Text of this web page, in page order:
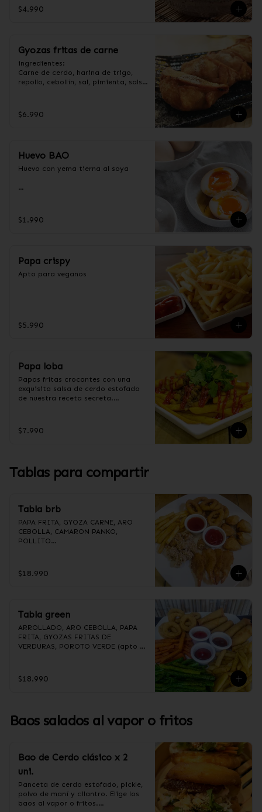
Poroto de soya con vaina,
pimienta, sal, ajo, cebollín y azúcar.
$4.990
Gyozas fritas de carne
ingredientes:
Carne de cerdo, harina de trigo,
repollo, cebollín, sal, pimienta, salsa
canela, anís, pimienta y comino).
$6.990
Huevo BAO
Huevo con yema tierna al soya
Huevos premium, jengibre, cebollín,
salsa de soya, ajo, agua, azúcar,
$1.990
Papa crispy
Apto para veganos
$5.990
Papa loba
Papas fritas crocantes con una
exquisita salsa de cerdo estofado
de nuestra receta secreta.
Ingredientes salsa Loba:
moreno, miel y condimento 5
sabores (naranja, canela, anís,
$7.990
Tablas para compartir
Tabla brb
PAPA FRITA, GYOZA CARNE, ARO
CEBOLLA, CAMARON PANKO,
POLLITO
que indica en esta descripción.)
$18.990
Tabla green
ARROLLADO, ARO CEBOLLA, PAPA
FRITA, GYOZAS FRITAS DE
VERDURAS, POROTO VERDE (apto
las opciones disponibles según lo
que indica en esta descripción.)
$18.990
Baos salados al vapor o fritos
Bao de Cerdo clásico x 2
uni.
Panceta de cerdo estofado, pickle,
polvo de maní y cilantro. Elige los
baos al vapor o fritos.